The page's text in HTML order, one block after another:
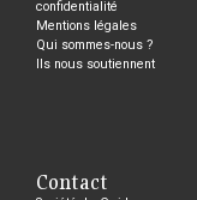
confidentialité
Mentions légales
Qui sommes-nous ?
Ils nous soutiennent
Contact